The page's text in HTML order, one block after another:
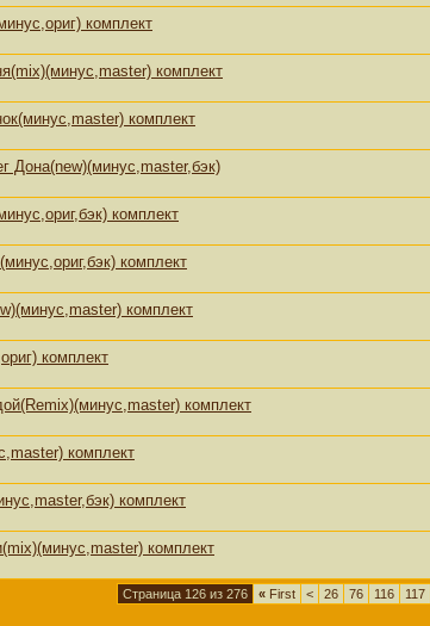
комплект
комплект
комплект
Дона(new)(минус,master,бэк)
комплект
комплект
комплект
комплект
комплект
комплект
комплект
комплект
Страница 126 из 276 « First < 26 76 116 117